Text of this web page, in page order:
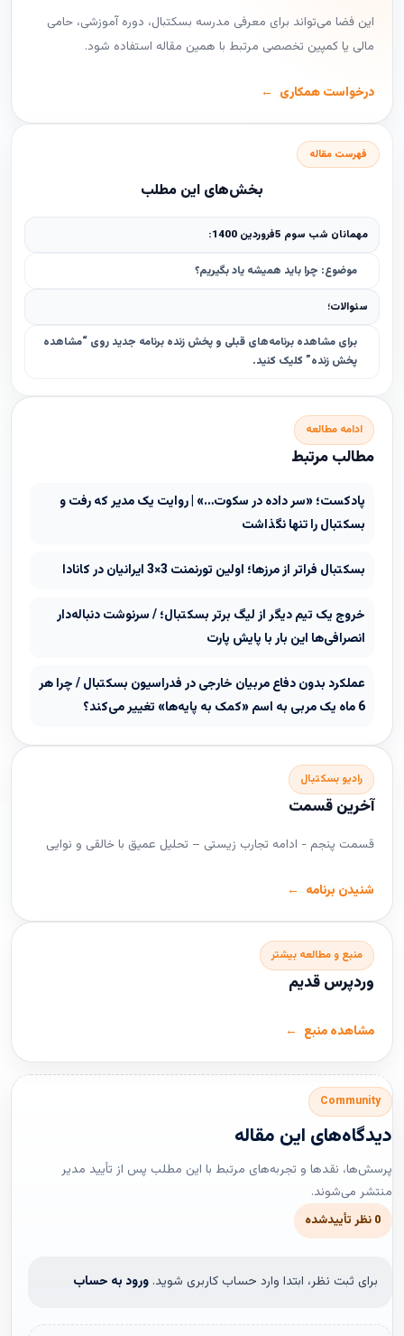
این فضا می‌تواند برای معرفی مدرسه بسکتبال، دوره آموزشی، حامی
مالی یا کمپین تخصصی مرتبط با همین مقاله استفاده شود.
درخواست همکاری
فهرست مقاله
بخش‌های این مطلب
مهمانان شب سوم 5فروردین 1400:
موضوع: چرا باید همیشه یاد بگیریم؟
سئوالات؛
برای مشاهده برنامه‌های قبلی و پخش زنده برنامه جدید روی “مشاهده
پخش زنده” کلیک کنید.
ادامه مطالعه
مطالب مرتبط
پادکست؛ «سر داده در سکوت…» | روایت یک مدیر که رفت و
بسکتبال را تنها نگذاشت
بسکتبال فراتر از مرزها؛ اولین تورنمنت 3×3 ایرانیان در کانادا
خروج یک تیم دیگر از لیگ برتر بسکتبال؛ / سرنوشت دنباله‌دار
انصرافی‌ها این بار با پایش پارت
عملکرد بدون دفاع مربیان خارجی در فدراسیون بسکتبال / چرا هر
6 ماه یک مربی به اسم «کمک به پایه‌ها» تغییر می‌کند؟
رادیو بسکتبال
آخرین قسمت
قسمت پنجم - ادامه تجارب زیستی – تحلیل عمیق با خالقی و نوایی
شنیدن برنامه
منبع و مطالعه بیشتر
وردپرس قدیم
مشاهده منبع
Community
دیدگاه‌های این مقاله
پرسش‌ها، نقدها و تجربه‌های مرتبط با این مطلب پس از تأیید مدیر
منتشر می‌شوند.
0 نظر تأییدشده
برای ثبت نظر، ابتدا وارد حساب کاربری شوید. ورود به حساب